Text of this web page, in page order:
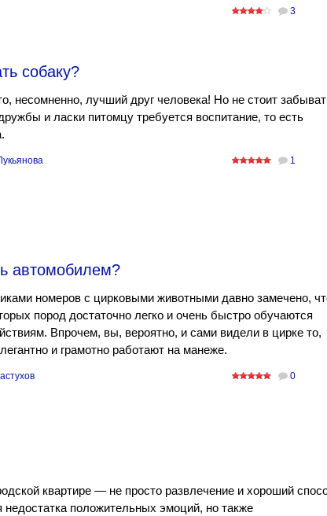
3
собаку?
несомненно, лучший друг человека! Но не стоит
и ласки питомцу требуется воспитание, то есть
1
автомобилем?
номеров с цирковыми животными давно замечено,
пород достаточно легко и очень быстро обучаются
Впрочем, вы, вероятно, и сами видели в цирке то,
и грамотно работают на манеже.
0
квартире — не просто развлечение и хороший
недостатка положительных эмоций, но также